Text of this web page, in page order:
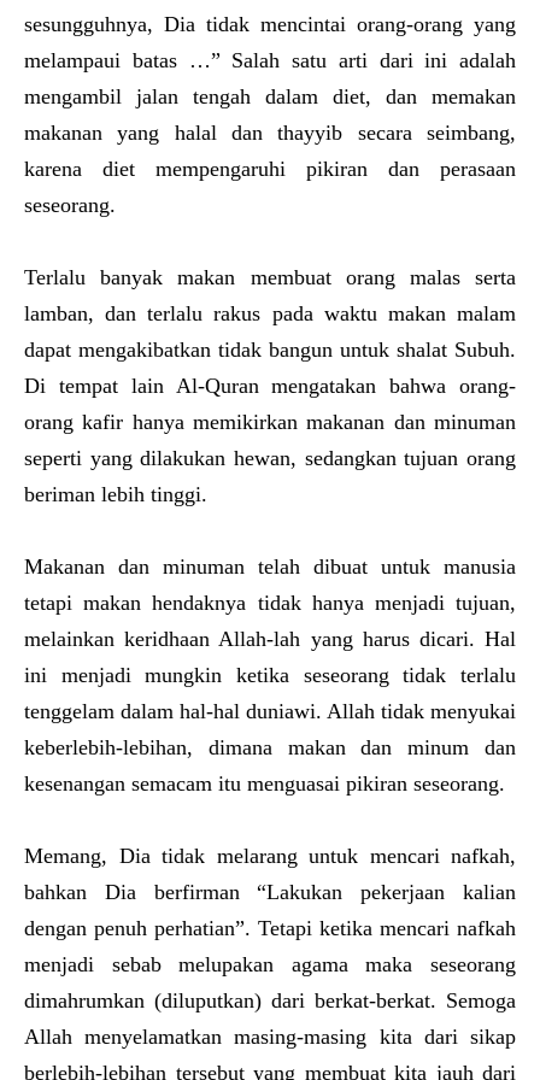
sesungguhnya, Dia tidak mencintai orang-orang yang
melampaui batas …” Salah satu arti dari ini adalah
mengambil jalan tengah dalam diet, dan memakan
makanan yang halal dan thayyib secara seimbang,
karena diet mempengaruhi pikiran dan perasaan
seseorang.
Terlalu banyak makan membuat orang malas serta
lamban, dan terlalu rakus pada waktu makan malam
dapat mengakibatkan tidak bangun untuk shalat Subuh.
Di tempat lain Al-Quran mengatakan bahwa orang-
orang kafir hanya memikirkan makanan dan minuman
seperti yang dilakukan hewan, sedangkan tujuan orang
beriman lebih tinggi.
Makanan dan minuman telah dibuat untuk manusia
tetapi makan hendaknya tidak hanya menjadi tujuan,
melainkan keridhaan Allah-lah yang harus dicari. Hal
ini menjadi mungkin ketika seseorang tidak terlalu
tenggelam dalam hal-hal duniawi. Allah tidak menyukai
keberlebih-lebihan, dimana makan dan minum dan
kesenangan semacam itu menguasai pikiran seseorang.
Memang, Dia tidak melarang untuk mencari nafkah,
bahkan Dia berfirman “Lakukan pekerjaan kalian
dengan penuh perhatian”. Tetapi ketika mencari nafkah
menjadi sebab melupakan agama maka seseorang
dimahrumkan (diluputkan) dari berkat-berkat. Semoga
Allah menyelamatkan masing-masing kita dari sikap
berlebih-lebihan tersebut yang membuat kita jauh dari